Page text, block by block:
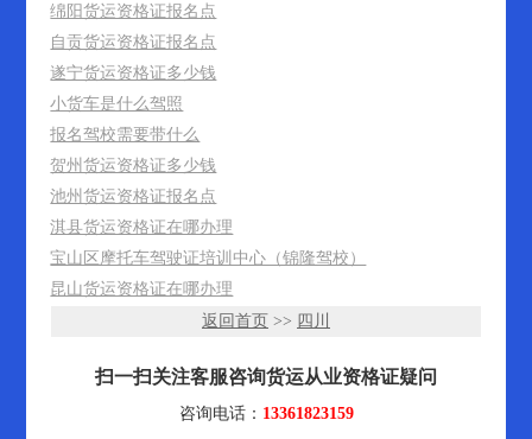
绵阳货运资格证报名点
自贡货运资格证报名点
遂宁货运资格证多少钱
小货车是什么驾照
报名驾校需要带什么
贺州货运资格证多少钱
池州货运资格证报名点
淇县货运资格证在哪办理
宝山区摩托车驾驶证培训中心（锦隆驾校）
昆山货运资格证在哪办理
返回首页 >> 四川
扫一扫关注客服咨询货运从业资格证疑问
咨询电话： 13361823159